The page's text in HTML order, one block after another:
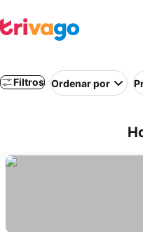
Filtros Ordenar por